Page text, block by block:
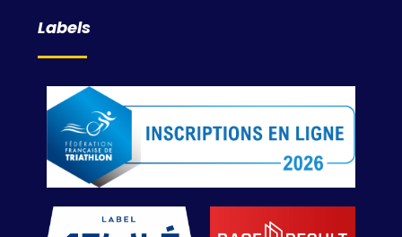
Labels